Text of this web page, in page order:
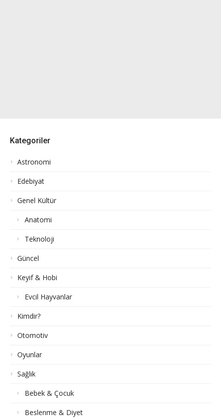
Kategoriler
Astronomi
Edebiyat
Genel Kültür
Anatomi
Teknoloji
Güncel
Keyif & Hobi
Evcil Hayvanlar
Kimdir?
Otomotiv
Oyunlar
Sağlık
Bebek & Çocuk
Beslenme & Diyet